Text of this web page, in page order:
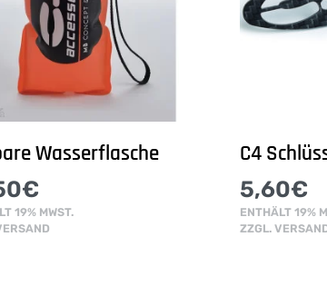
Wasserflasche
€
19% MWST.
C4
5,60€
ENTHÄLT 19%
ZZGL.